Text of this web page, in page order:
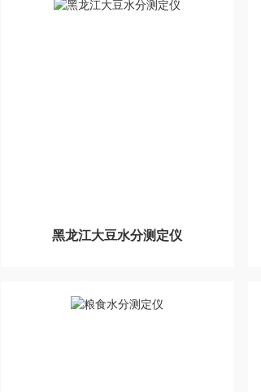
黑龙江大豆水分测定仪